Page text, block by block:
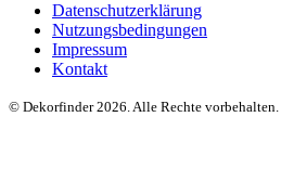
Datenschutzerklärung
Nutzungsbedingungen
Impressum
Kontakt
© Dekorfinder 2026. Alle Rechte vorbehalten.